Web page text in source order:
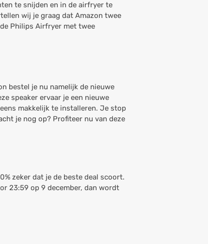
te snijden en in de airfryer te
wij je graag dat Amazon twee
Philips Airfryer met twee
bestel je nu namelijk de nieuwe
speaker ervaar je een nieuwe
makkelijk te installeren. Je stop
je nog op? Profiteer nu van deze
zeker dat je de beste deal scoort.
23:59 op 9 december, dan wordt